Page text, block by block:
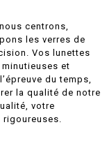
centrons,
les verres de
Vos lunettes
et
du temps,
la qualité de notre
votre